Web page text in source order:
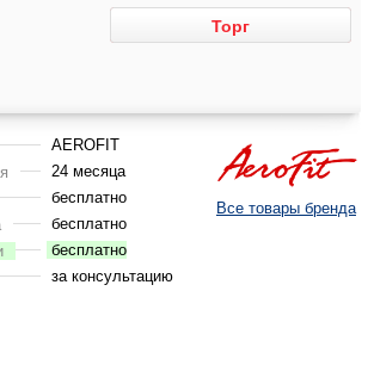
Торг
AEROFIT
24 месяца
бесплатно
бесплатно
бесплатно
за консультацию
Все товары бренда